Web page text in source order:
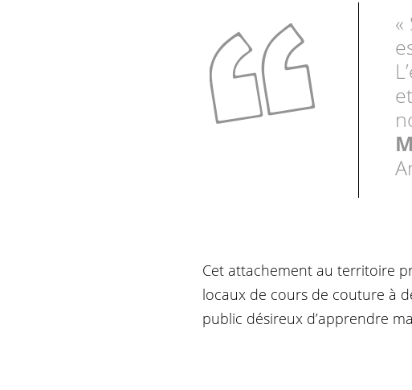
Cet attachement au territoire
locaux de cours de couture à
public désireux d’apprendre